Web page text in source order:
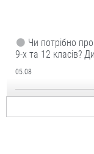
Чи потрібно
9-х та 12 класів?
05.08